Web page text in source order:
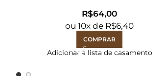
R$
ou10x de R$6,40
COMPRAR
Adicionar à lista de casamento